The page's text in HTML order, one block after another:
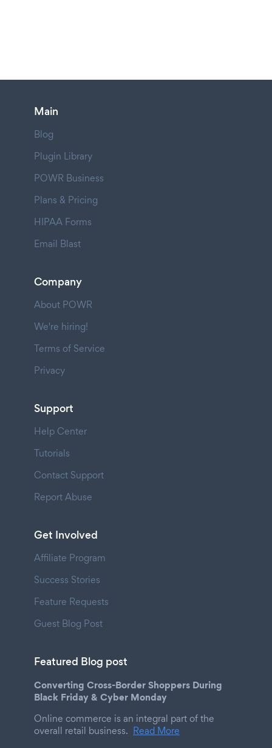
Main
Blog
Plugin Library
POWR Business
Plans & Pricing
HIPAA Forms
Email Blast
Company
About POWR
We're hiring!
Terms of Service
Privacy
Support
Help Center
Tutorials
Contact Support
Report Abuse
Get Involved
Affiliate Program
Success Stories
Feature Requests
Guest Blog Post
Featured Blog post
Converting Cross-Border Shoppers During
Black Friday & Cyber Monday
Online commerce is an integral part of the
overall retail business. Read More